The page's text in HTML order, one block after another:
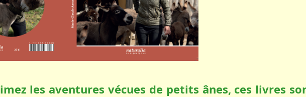
les aventures vécues de petits ânes, ces livres